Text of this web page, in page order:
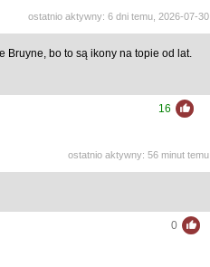
ostatnio aktywny: 6 dni temu, 2026-07-30
Bruyne, bo to są ikony na topie od lat.
16
ostatnio aktywny: 56 minut temu
0